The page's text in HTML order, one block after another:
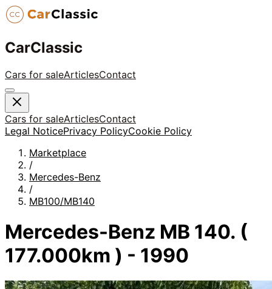
CarClassic
Cars for saleArticlesContact
Cars for saleArticlesContact
Legal NoticePrivacy PolicyCookie Policy
Marketplace
/
Mercedes-Benz
/
MB100/MB140
Mercedes-Benz MB 140. (
177.000km ) - 1990